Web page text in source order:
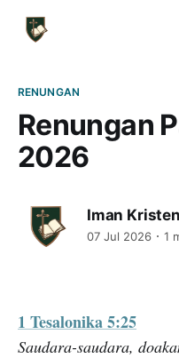
RENUNGAN
Renungan
2026
Iman Kristen
07 Jul 2026 1
1 Tesalonika 5:25
Saudara-saudara,